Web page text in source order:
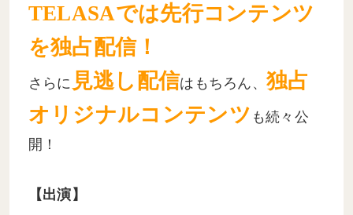
TELASAでは先行コンテンツ
を独占配信！
さらに 見逃し配信はもちろん、独占
オリジナルコンテンツ も続々公
開！
【出演】